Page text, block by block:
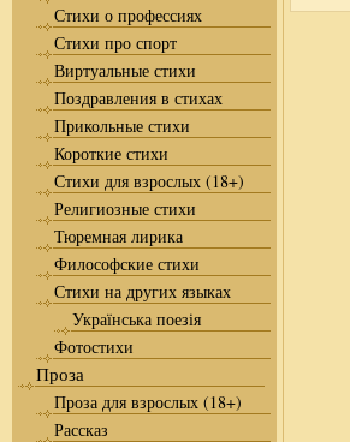
Стихи о профессиях
Стихи про спорт
Виртуальные стихи
Поздравления в стихах
Прикольные стихи
Короткие стихи
Стихи для взрослых (18+)
Религиозные стихи
Тюремная лирика
Философские стихи
Стихи на других языках
Українська поезія
Фотостихи
Проза
Проза для взрослых (18+)
Рассказ